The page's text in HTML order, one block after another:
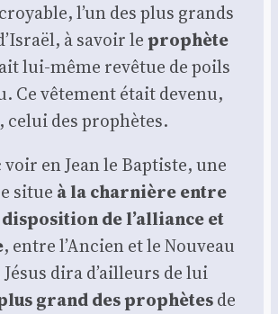
l’un des plus grands
à savoir lepro­phète
lui-même revê­tue de poils
Ce vête­ment était deve­nu,
celui des pro­phètes.
en Jean le Bap­tiste, une
situe à la char­nière entre
dis­po­si­tion de l’alliance et
, entre l’Ancien et le Nou­veau
dira d’ailleurs de lui
grand des pro­phètesde